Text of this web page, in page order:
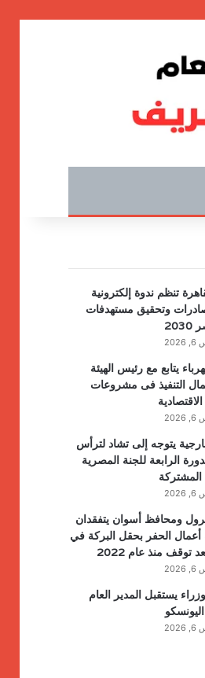
تنظم ندوة إلكترونية
وتحقيق مستهدفات
يتابع مع رئيس الهيئة
التنفيذ فى مشروعات
يتوجه إلى تشاد لترأس
الرابعة للجنة المصرية
المشتركة
ومحافظ أسوان يتفقدان
أعمال الحفر بحقل البركة في
توقف منذ عام 2022
يستقبل المدير العام